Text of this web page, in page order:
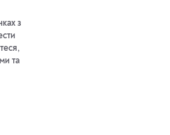
з
та